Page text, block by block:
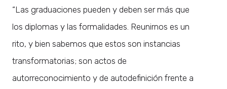
“Las graduaciones pueden y deben ser más que
los diplomas y las formalidades. Reunirnos es un
rito, y bien sabemos que estos son instancias
transformatorias; son actos de
autorreconocimiento y de autodefinición frente a